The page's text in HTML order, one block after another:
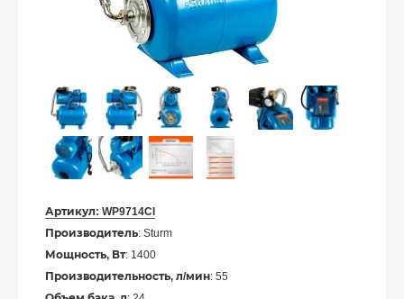
Артикул: WP9714CI
Производитель: Sturm
Мощность, Вт: 1400
Производительность, л/мин: 55